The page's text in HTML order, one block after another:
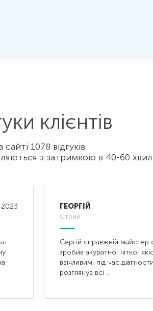
клієнтів
сайті 1078 відгуків
з затримкою в 40-60
2023
ГЕОРГІЙ
Стрий
Сергій справжній
зробив акуратно, чітко,
ввічливим, під час
розглянув всі …